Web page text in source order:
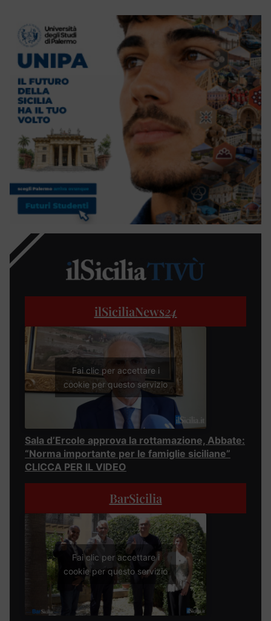
ilSiciliaNews24
Fai clic per accettare i
cookie per questo servizio
Sala d’Ercole approva la rottamazione, Abbate:
“Norma importante per le famiglie siciliane”
CLICCA PER IL VIDEO
BarSicilia
Fai clic per accettare i
cookie per questo servizio